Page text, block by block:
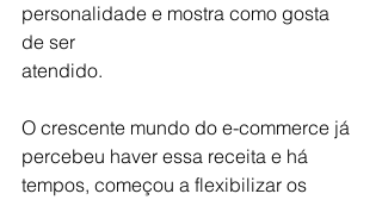
personalidade e mostra como gosta
de ser
atendido.
O crescente mundo do e-commerce já
percebeu haver essa receita e há
tempos, começou a flexibilizar os